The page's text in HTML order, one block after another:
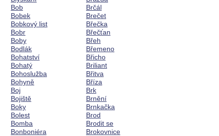
Bob
Bobek
Bobkový list
Bobr
Boby
Bodlák
Bohatství
Bohatý
Bohoslužba
Bohyně
Boj
Bojiště
Boky
Bolest
Bomba
Bonboniéra
Brčál
Brečet
Břečka
Břečťan
Břeh
Břemeno
Břicho
Briliant
Břitva
Bříza
Brk
Brnění
Brnkačka
Brod
Brodit se
Brokovnice